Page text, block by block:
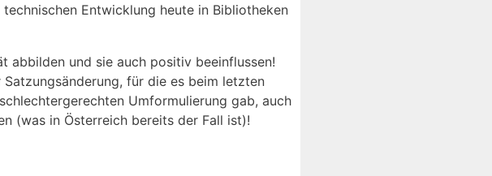
Entwicklung heute in Bibliotheken
abbilden und sie auch positiv beeinflussen!
für die es beim letzten
Umformulierung gab, auch
(was in Österreich bereits der Fall ist)!